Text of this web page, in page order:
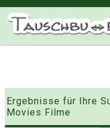
Ergebnisse für Ihre
Movies Filme